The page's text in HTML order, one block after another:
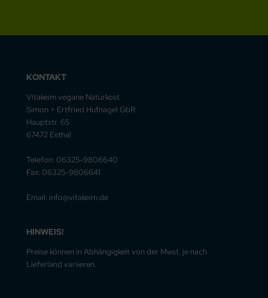
KONTAKT
Vitakeim vegane Naturkost
Simon + Ertfried Hufnagel GbR
Hauptstr. 65
67472 Esthal
Telefon: 06325-9806640
Fax: 06325-9806641
Email: info@vitakeim.de
HINWEIS!
Preise können in Abhängigkeit von der Mwst. je nach
Lieferland variieren.